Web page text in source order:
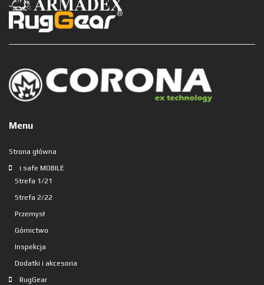
Menu
Strona główna
i.safe MOBILE
Strefa 1/21
Strefa 2/22
Przemysł
Górnictwo
Inspekcja
Dodatki i akcesoria
RugGear